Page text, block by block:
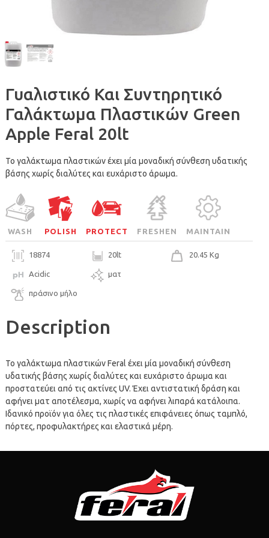
Γυαλιστικό Και Συντηρητικό
Γαλάκτωμα Πλαστικών Green
Apple Feral 20lt
Το γαλάκτωμα πλαστικών έχει μία μοναδική σύνθεση υδατικής
βάσης χωρίς διαλύτες και ευχάριστο άρωμα.
WASH POLISH PROTECT FRESHEN MAINTAIN
18874 20lt 20.45 Kg
Acidic ματ
πράσινο μήλο
Description
Το γαλάκτωμα πλαστικών Feral έχει μία μοναδική σύνθεση
υδατικής βάσης χωρίς διαλύτες και ευχάριστο άρωμα και
προστατεύει από τις ακτίνες UV. Έχει αντιστατική δράση και
αφήνει ματ αποτέλεσμα, χωρίς να αφήνει λιπαρά κατάλοιπα.
Ιδανικό προϊόν για όλες τις πλαστικές επιφάνειες όπως ταμπλό,
πόρτες, προφυλακτήρες και ελαστικά μέρη.